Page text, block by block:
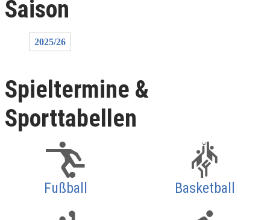
Saison
2025/26
Spieltermine &
Sporttabellen
Fußball Basketball